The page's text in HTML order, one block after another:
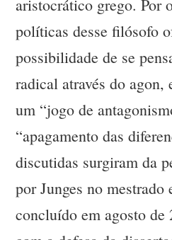
aristocrático grego. Por
políticas desse filósofo
possibilidade de se
radical através do agon,
um “jogo de
“apagamento das
discutidas surgiram da
por Junges no
concluído em agosto de